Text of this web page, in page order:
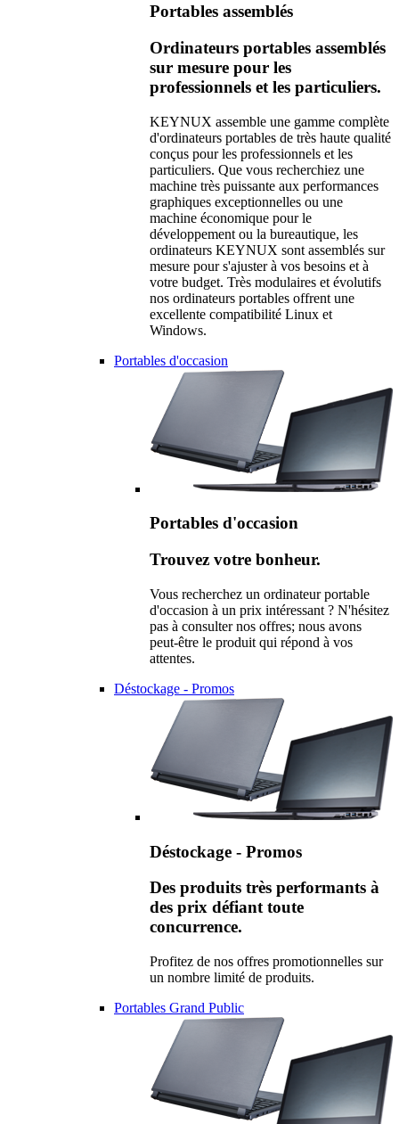
Portables assemblés
Ordinateurs portables assemblés
sur mesure pour les
professionnels et les particuliers.
KEYNUX assemble une gamme complète
d'ordinateurs portables de très haute qualité
conçus pour les professionnels et les
particuliers. Que vous recherchiez une
machine très puissante aux performances
graphiques exceptionnelles ou une
machine économique pour le
développement ou la bureautique, les
ordinateurs KEYNUX sont assemblés sur
mesure pour s'ajuster à vos besoins et à
votre budget. Très modulaires et évolutifs
nos ordinateurs portables offrent une
excellente compatibilité Linux et
Windows.
Portables d'occasion
Portables d'occasion
Trouvez votre bonheur.
Vous recherchez un ordinateur portable
d'occasion à un prix intéressant ? N'hésitez
pas à consulter nos offres; nous avons
peut-être le produit qui répond à vos
attentes.
Déstockage - Promos
Déstockage - Promos
Des produits très performants à
des prix défiant toute
concurrence.
Profitez de nos offres promotionnelles sur
un nombre limité de produits.
Portables Grand Public